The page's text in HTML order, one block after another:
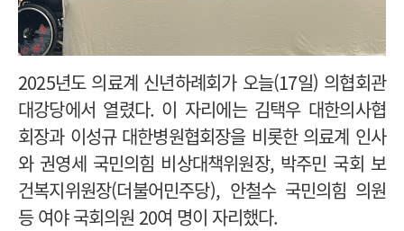
2025년도 의료계 신년하례회가 오늘(17일) 의협회관
대강당에서 열렸다. 이 자리에는 김택우 대한의사협
회장과 이성규 대한병원협회장을 비롯한 의료계 인사
와 권영세 국민의힘 비상대책위원장, 박주민 국회 보
건복지위원장(더불어민주당), 안철수 국민의힘 의원
등 여야 국회의원 20여 명이 자리했다.